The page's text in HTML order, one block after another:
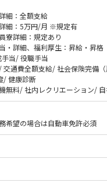
細：全額支給
細：5万円/月 ※規定有
寮詳細：規定あり
・詳細、福利厚生：昇給・昇格
当/ 役職手当
交通費全額支給/ 社会保険完備
/ 健康診断
無料/ 社内レクリエーション/
希望の場合は自動車免許必須